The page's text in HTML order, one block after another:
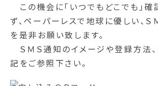
この機会に「いつでもどこでも」確
ず、ペーパーレスで地球に優しい、Ｓ
を是非お願い致します。
ＳＭＳ通知のイメージや登録方法
記をご参照下さい。